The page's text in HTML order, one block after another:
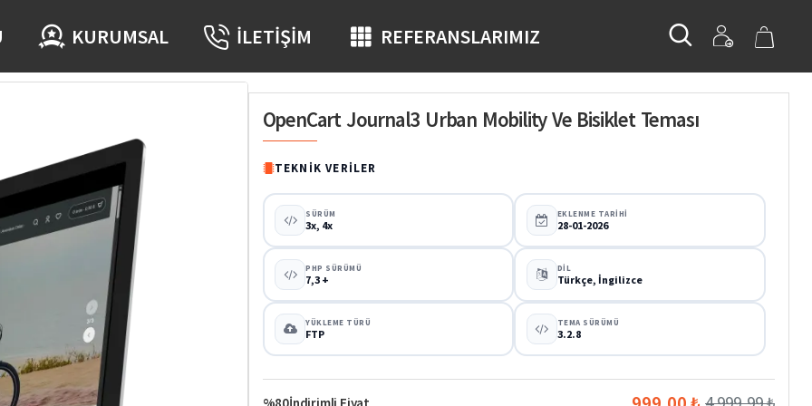
KURUMSAL İLETIŞIM REFERANSLARIMIZ
OpenCart Journal3 Urban Mobility Ve Bisiklet Teması
TEKNIK VERILER
SÜRÜM
3x, 4x
EKLENME TARIHI
28-01-2026
PHP SÜRÜMÜ
7,3 +
DIL
Türkçe, İngilizce
YÜKLEME TÜRÜ
FTP
TEMA SÜRÜMÜ
3.2.8